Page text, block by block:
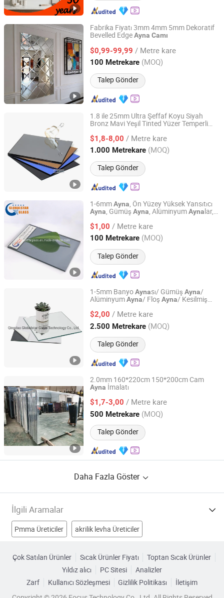
Fabrika Fiyatı 3mm 4mm 5mm Dekoratif
Bevelled EdgeAyna Camı
$0,99-99,99 / Metre kare
100 Metrekare (MOQ)
Talep Gönder
Tianjin Glazient Trading Co., Ltd
Tianjin, China Fiyat 2026
1.8 ile 25mm Ultra Şeffaf Koyu Siyah
Bronz Mavi Yeşil Tinted Yüzer Temperli
Pencereleri Mobilya Bina
$1,8-8,00 / Metre kare
1.000 Metrekare (MOQ)
Talep Gönder
QINGDAO KH MATERIALS CO., LTD
Shandong, China Fiyat 2025
1-6mmAyna, Ön Yüzey Yüksek Yansıtıcı
Ayna, Gümüş Ayna, AlüminyumAynalar,
Ayna
$1,00 / Metre kare
100 Metrekare (MOQ)
Talep Gönder
Qingdao Globalstar Glass Technology Co., Ltd.
Shandong, China Fiyat 2007
1-5mm BanyoAynası/ Gümüş Ayna/
AlüminyumAyna/ Floş Ayna/ Kesilmiş
Duvar Aynası/ BinaCamı
$2,00 / Metre kare
2.500 Metrekare (MOQ)
Talep Gönder
Qingdao Globalstar Glass Technology Co., Ltd.
Shandong, China Fiyat 2007
2.0mm 160*220cm 150*200cm Cam
Ayna İmalatı
$1,7-3,00 / Metre kare
500 Metrekare (MOQ)
Talep Gönder
DEZHOU HAVI ELECTRONICS CO., LTD.
Shandong, China Fiyat 2019
Daha Fazla Göster
İlgili Aramalar
Pmma Üreticiler akrilik levha Üreticiler
Cam Ayna Mobilyası Fabrikalar
Çok Satılan Ürünler Sıcak Ürünler Fiyatı
Toptan Sıcak Ürünler
Yıldız alıcı
PC Sitesi
Analizler
Zarf
Kullanıcı Sözleşmesi Gizlilik Politikası
İletişim